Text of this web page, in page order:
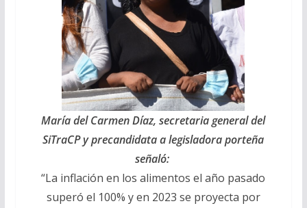
María del Carmen Díaz, secretaria general del
SiTraCP y precandidata a legisladora porteña
señaló:
“La inflación en los alimentos el año pasado
superó el 100% y en 2023 se proyecta por